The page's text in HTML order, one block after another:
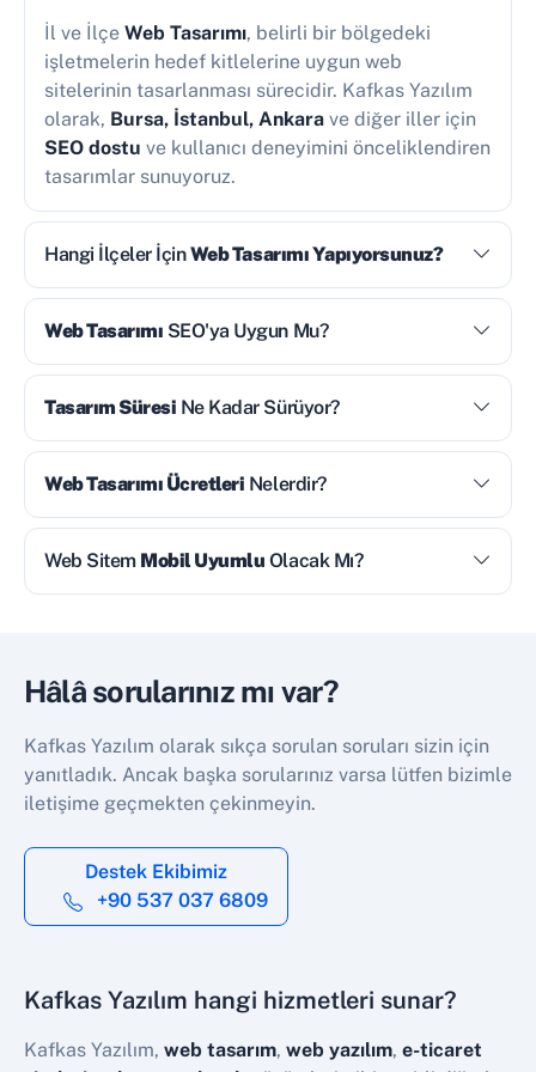
İl ve İlçe Web Tasarımı, belirli bir bölgedeki
işletmelerin hedef kitlelerine uygun web
sitelerinin tasarlanması sürecidir. Kafkas Yazılım
olarak, Bursa, İstanbul, Ankara ve diğer iller için
SEO dostu ve kullanıcı deneyimini önceliklendiren
tasarımlar sunuyoruz.
Hangi İlçeler İçinWeb Tasarımı Yapıyorsunuz?
Web Tasarımı SEO'ya Uygun Mu?
Tasarım Süresi Ne Kadar Sürüyor?
Web Tasarımı Ücretleri Nelerdir?
Web Sitem Mobil Uyumlu Olacak Mı?
Hâlâ sorularınız mı var?
Kafkas Yazılım olarak sıkça sorulan soruları sizin için
yanıtladık. Ancak başka sorularınız varsa lütfen bizimle
iletişime geçmekten çekinmeyin.
Destek Ekibimiz
+90 537 037 6809
Kafkas Yazılım hangi hizmetleri sunar?
Kafkas Yazılım, web tasarım, web yazılım, e-ticaret